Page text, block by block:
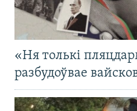
«Ня толькі
разбудоўвае